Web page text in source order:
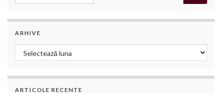
ARHIVE
Arhive
ARTICOLE RECENTE